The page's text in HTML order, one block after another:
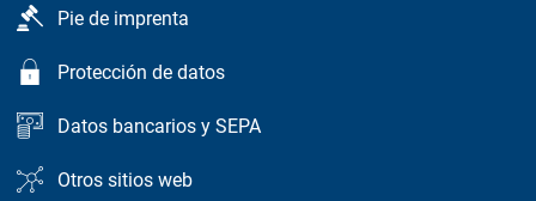
Pie de imprenta
Protección de datos
Datos bancarios y SEPA
Otros sitios web